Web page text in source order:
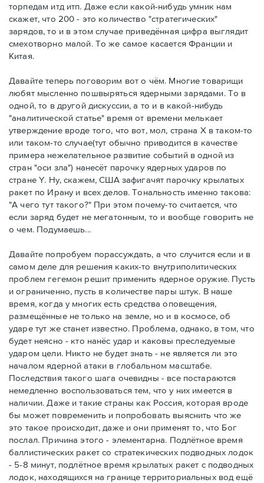
торпедам итд итп. Даже если какой-нибудь умник нам
скажет, что 200 - это количество "стратегических"
зарядов, то и в этом случае приведённая цифра выглядит
смехотворно малой. То же самое касается Франции и
Китая.
Давайте теперь поговорим вот о чём. Многие товарищи
любят мысленно пошвыряться ядерными зарядами. То в
одной, то в другой дискуссии, а то и в какой-нибудь
"аналитической статье" время от времени мелькает
утверждение вроде того, что вот, мол, страна X в таком-то
или таком-то случае(тут обычно приводится в качестве
примера нежелательное развитие событий в одной из
стран "оси зла") нанесёт парочку ядерных ударов по
стране Y. Ну, скажем, США зафигачят парочку крылатых
ракет по Ирану и всех делов. Тональность именно такова:
"А чего тут такого?" При этом почему-то считается, что
если заряд будет не мегатонным, то и вообще говорить не
о чем. Подумаешь...
Давайте попробуем порассуждать, а что случится если и в
самом деле для решения каких-то внутриполитических
проблем гегемон решит применить ядерное оружие. Пусть
и ограниченно, пусть в количестве пары штук. В наше
время, когда у многих есть средства оповещения,
размещённые не только на земле, но и в космосе, об
ударе тут же станет известно. Проблема, однако, в том, что
будет неясно - кто нанёс удар и каковы преследуемые
ударом цели. Никто не будет знать - не является ли это
началом ядерной атаки в глобальном масштабе.
Последствия такого шага очевидны - все постараются
немедленно воспользоваться тем, что у них имеется в
наличии. Даже и такие страны как Россия, которая вроде
бы может повременить и попробовать выяснить что же
это такое происходит, даже и они применят то, что Бог
послал. Причина этого - элементарна. Подлётное время
баллистических ракет со стратекических подводных лодок
- 5-8 минут, подлётное время крылатых ракет с подводных
лодок, находящихся на границе территориальных вод ещё